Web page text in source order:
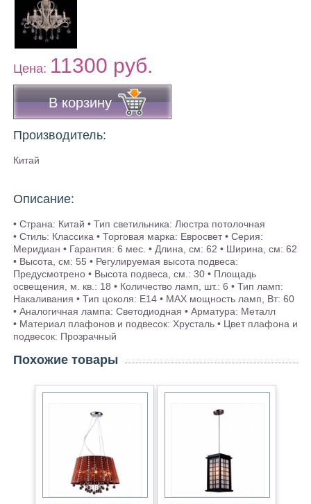
Цена: 11300 руб.
В корзину
Производитель:
Китай
Описание:
• Страна: Китай • Тип светильника: Люстра потолочная
• Стиль: Классика • Торговая марка: Евросвет • Серия:
Меридиан • Гарантия: 6 мес. • Длина, см: 62 • Ширина, см: 62
• Высота, см: 55 • Регулируемая высота подвеса:
Предусмотрено • Высота подвеса, см.: 30 • Площадь
освещения, м. кв.: 18 • Количество ламп, шт.: 6 • Тип ламп:
Накаливания • Тип цоколя: Е14 • MAX мощность ламп, Вт: 60
• Аналогичная лампа: Светодиодная • Арматура: Металл
• Материал плафонов и подвесок: Хрусталь • Цвет плафона и
подвесок: Прозрачный
Похожие товары